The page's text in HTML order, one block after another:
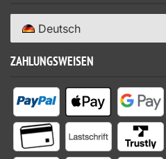
Deutsch
ZAHLUNGSWEISEN